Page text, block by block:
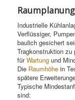
Industrielle
Verflüssiger,
baulich gesichert
Tragkonstruktion zu
fürWartung und
Die Raumhöhe in
spätere
Typische
sind: